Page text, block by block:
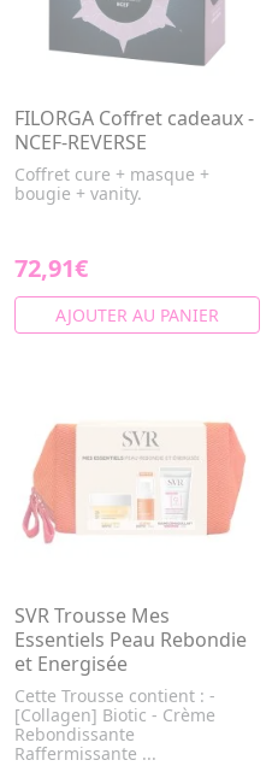
FILORGA Coffret cadeaux -
NCEF-REVERSE
Coffret cure + masque +
bougie + vanity.
72,91€
AJOUTER AU PANIER
SVR Trousse Mes
Essentiels Peau Rebondie
et Energisée
Cette Trousse contient : -
[Collagen] Biotic - Crème
Rebondissante
Raffermissante ...